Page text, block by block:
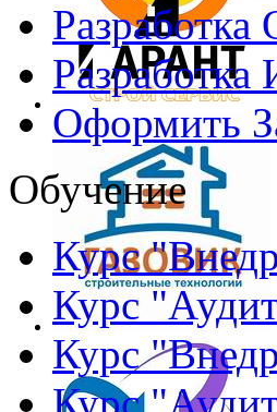
Разработка
Оформить
Обучение
Курс
Курс
Курс